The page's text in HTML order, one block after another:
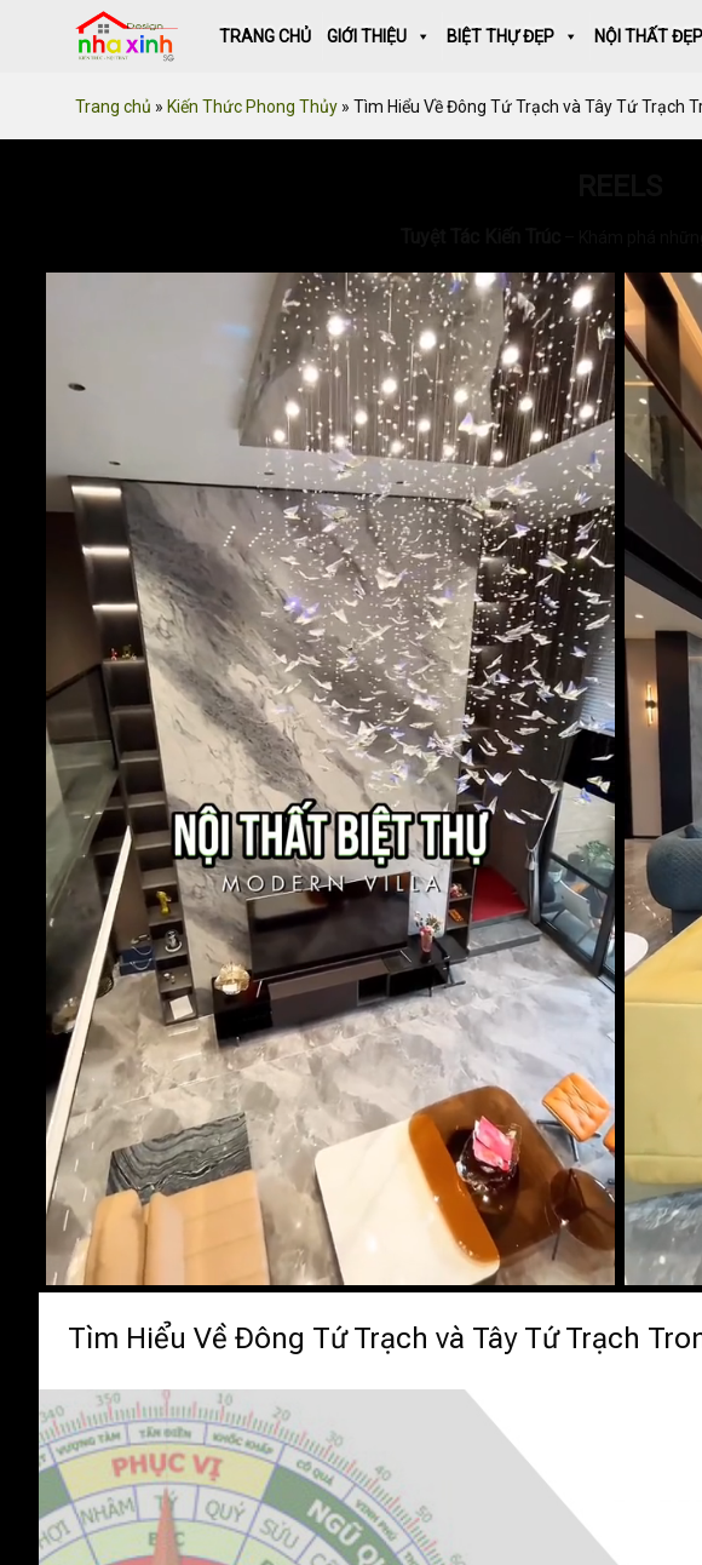
TRANG CHỦ GIỚI THIỆU BIỆT THỰ ĐẸP NỘI THẤT ĐẸP
Trang chủ » Kiến Thức Phong Thủy » Tìm Hiểu Về Đông Tứ Trạch và Tây Tứ Trạch
Tìm Hiểu Về Đông Tứ Trạch và Tây Tứ Trạch